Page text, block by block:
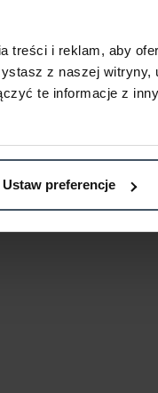
treści i reklam, aby
z naszej witryny,
te informacje z
Ustaw preferencje